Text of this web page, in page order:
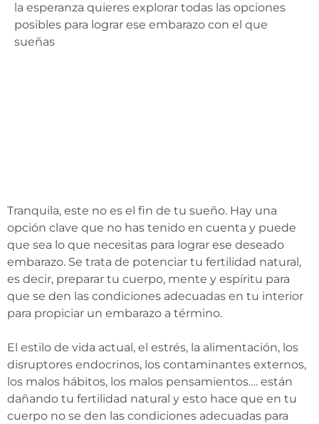
la esperanza quieres explorar todas las opciones
posibles para lograr ese embarazo con el que
sueñas
Tranquila, este no es el fin de tu sueño. Hay una
opción clave que no has tenido en cuenta y puede
que sea lo que necesitas para lograr ese deseado
embarazo. Se trata de potenciar tu fertilidad natural,
es decir, preparar tu cuerpo, mente y espíritu para
que se den las condiciones adecuadas en tu interior
para propiciar un embarazo a término.
El estilo de vida actual, el estrés, la alimentación, los
disruptores endocrinos, los contaminantes externos,
los malos hábitos, los malos pensamientos…. están
dañando tu fertilidad natural y esto hace que en tu
cuerpo no se den las condiciones adecuadas para